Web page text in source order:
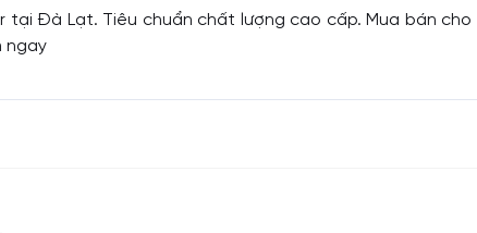
tại Đà Lạt. Tiêu chuẩn chất lượng cao cấp. Mua bán
ngay